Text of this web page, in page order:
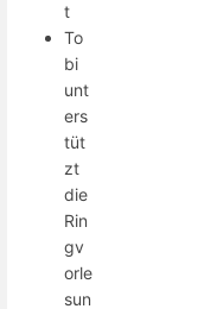
t
To
bi
unt
ers
tüt
zt
die
Rin
gv
orle
sun